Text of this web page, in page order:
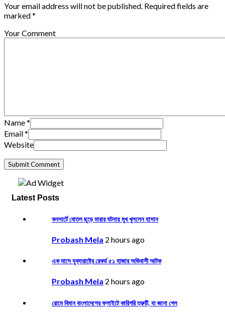
Your email address will not be published. Required fields are
marked *
Your Comment
Name*
Email*
Website
Latest Posts
কনসার্টে বোতল ছুড়ে মারার ঘটনায় মুখ খুললেন হাসান
Probash Mela 2 hours ago
এক মাসে যুক্তরাষ্ট্রে রেকর্ড ৫১ হাজার অভিবাসী আটক
Probash Mela 2 hours ago
রোমে বিমান বাংলাদেশের ফ্লাইটে কারিগরি ত্রুটি, যা জানা গেল